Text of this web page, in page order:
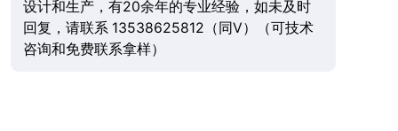
设计和生产，有20余年的专业经验，如未及时
回复，请联系 13538625812（同V）（可技术
咨询和免费联系拿样）